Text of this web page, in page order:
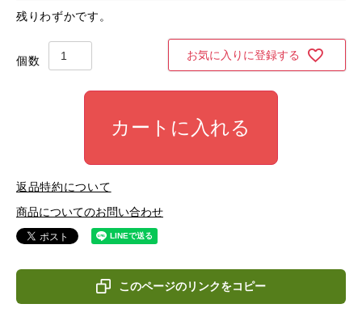
残りわずかです。
お気に入りに登録する
カートに入れる
返品特約について
商品についてのお問い合わせ
このページのリンクをコピー